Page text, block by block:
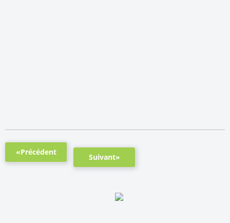
«Précédent
Suivant»